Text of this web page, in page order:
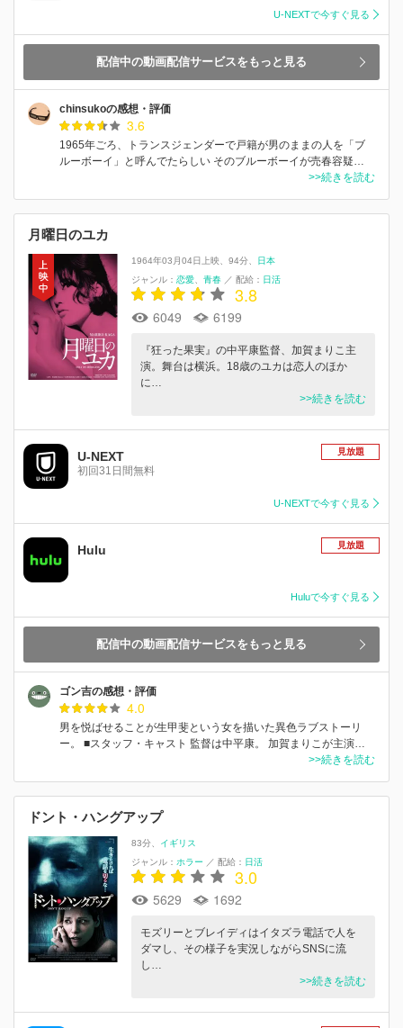
U-NEXTで今すぐ見る
配信中の動画配信サービスをもっと見る
chinsukoの感想・評価
3.6
1965年ごろ、トランスジェンダーで戸籍が男のままの人を「ブ
ルーボーイ」と呼んでたらしい そのブルーボーイが売春容疑…
>>続きを読む
月曜日のユカ
1964年03月04日上映 94分
日本
ジャンル： 恋愛 青春 ／ 配給： 日活
3.8
6049 6199
『狂った果実』の中平康監督、加賀まりこ主
演。舞台は横浜。18歳のユカは恋人のほか
に…
>>続きを読む
U-NEXT
初回31日間無料
見放題
U-NEXTで今すぐ見る
Hulu 見放題
Huluで今すぐ見る
配信中の動画配信サービスをもっと見る
ゴン吉の感想・評価
4.0
男を悦ばせることが生甲斐という女を描いた異色ラブストーリ
ー。 ■スタッフ・キャスト 監督は中平康。 加賀まりこが主演…
>>続きを読む
ドント・ハングアップ
83分
イギリス
ジャンル： ホラー ／ 配給： 日活
3.0
5629 1692
モズリーとブレイディはイタズラ電話で人を
ダマし、その様子を実況しながらSNSに流
し…
>>続きを読む